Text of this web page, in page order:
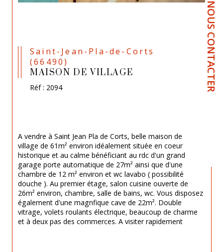
NOUS CONTACTER
Saint-Jean-Pla-de-Corts
(66490)
MAISON DE VILLAGE
Réf : 2094
A vendre à Saint Jean Pla de Corts, belle maison de
village de 61m² environ idéalement située en coeur
historique et au calme bénéficiant au rdc d'un grand
garage porte automatique de 27m² ainsi que d'une
chambre de 12 m² environ et wc lavabo ( possibilité
douche ). Au premier étage, salon cuisine ouverte de
26m² environ, chambre, salle de bains, wc. Vous disposez
également d'une magnfique cave de 22m². Double
vitrage, volets roulants électrique, beaucoup de charme
et à deux pas des commerces. A visiter rapidement